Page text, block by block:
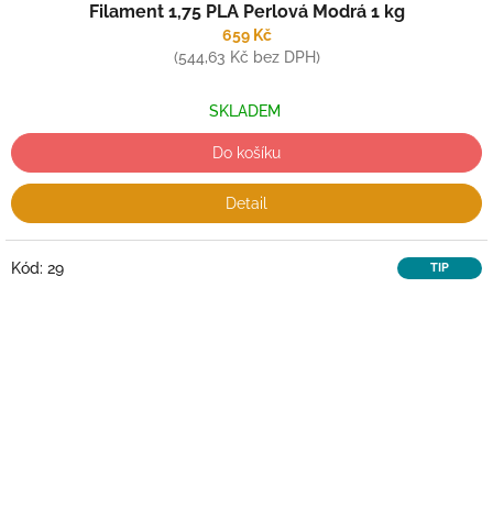
Filament 1,75 PLA Perlová Modrá 1 kg
659 Kč
(544,63 Kč bez DPH)
SKLADEM
Do košíku
Detail
TIP
Kód: 29